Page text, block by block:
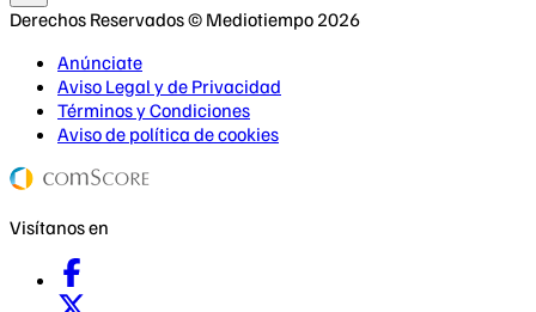
Derechos Reservados © Mediotiempo 2026
Anúnciate
Aviso Legal y de Privacidad
Términos y Condiciones
Aviso de política de cookies
Visítanos en